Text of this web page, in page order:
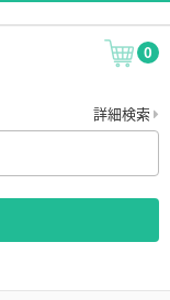
0
詳細検索